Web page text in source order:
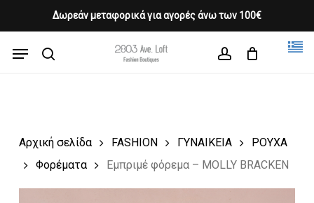
Δωρεάν μεταφορικά για αγορές άνω των 100€
content
Menu
Cart CLOSE
CART
Αρχική σελίδα FASHION ΓΥΝΑΙΚΕΙΑ
ΡΟΥΧΑ
Φορέματα
Εμπριμέ φόρεμα – MOLLY BRACKEN
Close